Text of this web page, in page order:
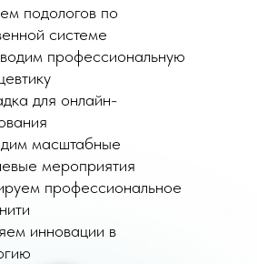
подологов по
системе
профессиональную
для онлайн-
масштабные
мероприятия
профессиональное
инновации в